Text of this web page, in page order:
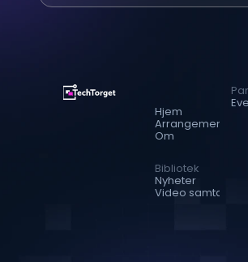
Hjem
Arrangementer
Om
Bibliotek
Nyheter
Video samtaler